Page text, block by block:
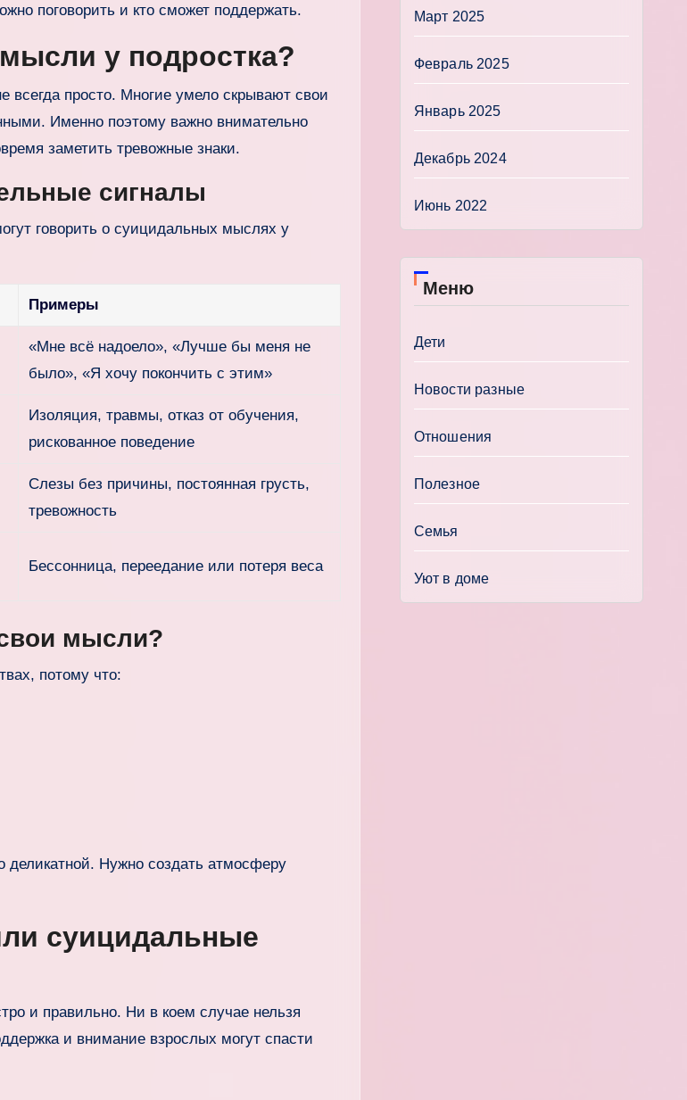
поговорить и кто сможет поддержать.
у подростка?
всегда просто. Многие умело скрывают свои
Именно поэтому важно внимательно
заметить тревожные знаки.
сигналы
говорить о суицидальных мыслях у
Примеры
«Мне всё надоело», «Лучше бы меня не
было», «Я хочу покончить с этим»
Изоляция, травмы, отказ от обучения,
рискованное поведение
Слезы без причины, постоянная грусть,
тревожность
Бессонница, переедание или потеря веса
мысли?
потому что:
деликатной. Нужно создать атмосферу
суицидальные
и правильно. Ни в коем случае нельзя
и внимание взрослых могут спасти
Март 2025
Февраль 2025
Январь 2025
Декабрь 2024
Июнь 2022
Меню
Дети
Новости разные
Отношения
Полезное
Семья
Уют в доме